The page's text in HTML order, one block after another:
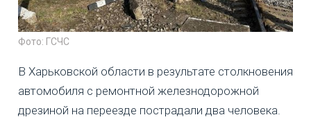
Фото: ГСЧС
В Харьковской области в результате столкновения
автомобиля с ремонтной железнодорожной
дрезиной на переезде пострадали два человека.